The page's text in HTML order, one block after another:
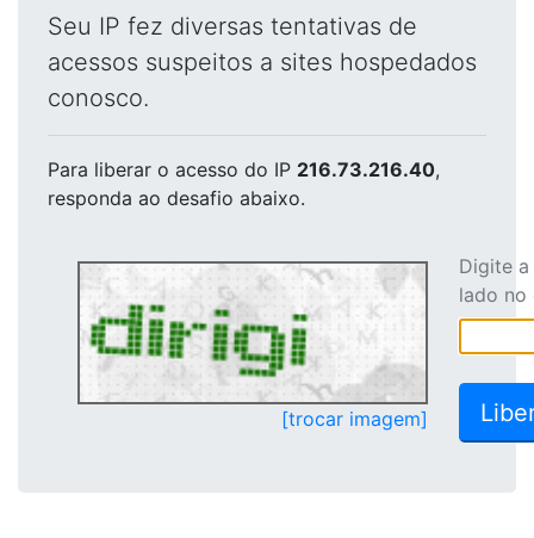
Seu IP fez diversas tentativas de
acessos suspeitos a sites hospedados
conosco.
Para liberar o acesso do IP 216.73.216.40,
responda ao desafio abaixo.
[trocar imagem]
Digite
lado no